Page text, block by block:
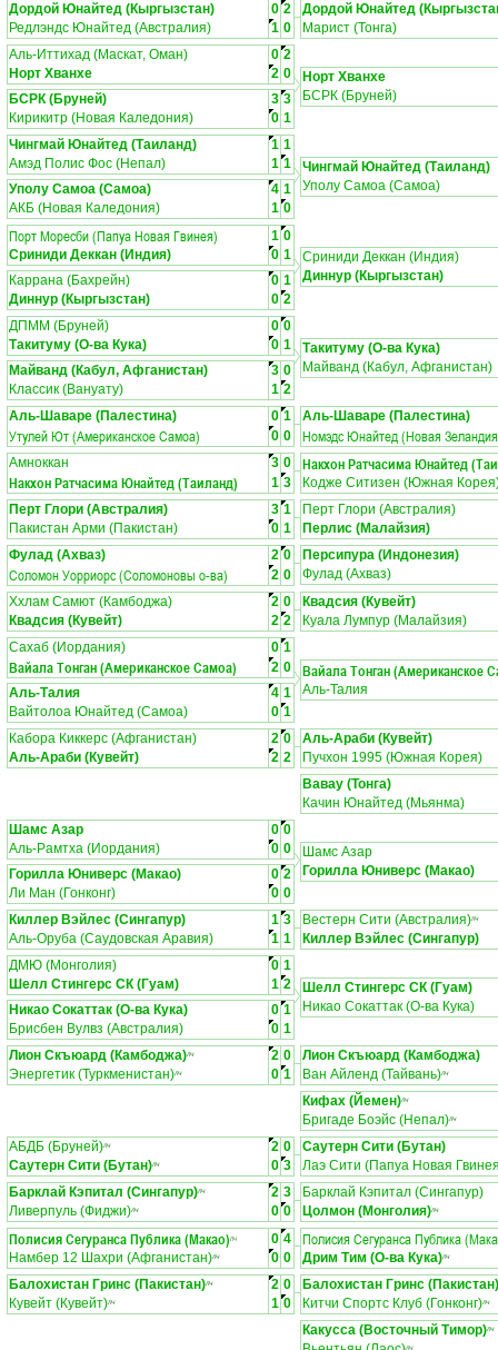
Дордой Юнайтед (Кыргызстан)
0 2
Редлэндс Юнайтед (Австралия)
1 0
Дордой Юнайтед
Марист (Тонга)
Аль-Иттихад (Маскат, Оман)
0 2
Норт Хванхе
2 0
БСРК (Бруней)
3 3
Кирикитр (Новая Каледония)
0 1
Норт Хванхе
БСРК (Бруней)
Чингмай Юнайтед (Таиланд) 1 1
Амэд Полис Фос (Непал)
1 1
Уполу Самоа (Самоа)
4 1
АКБ (Новая Каледония)
1 0
Чингмай Юнайтед (Таиланд)
Уполу Самоа (Самоа)
Порт Моресби (Папуа Новая Гвинея) 1 0
Сриниди Деккан (Индия)
0 1
Каррана (Бахрейн)
0 1
Диннур (Кыргызстан)
0 2
Сриниди Деккан (Индия)
Диннур (Кыргызстан)
ДПММ (Бруней) 0 0
Такитуму (О-ва Кука)
0 1
Майванд (Кабул, Афганистан)
3 0
Классик (Вануату)
1 2
Такитуму (О-ва Кука)
Майванд (Кабул, Афганистан)
Аль-Шаваре (Палестина) 0 1
Утулей Ют (Американское Самоа) 0 0
Аль-Шаваре (Палестина)
Номэдс Юнайтед (Новая
Амноккан 3 0
Накхон Ратчасима Юнайтед (Таиланд) 1 3
Накхон Ратчасима Юнайтед
Кодже Ситизен (Южная
Перт Глори (Австралия)
3 1
Пакистан Арми (Пакистан)
0 1
Перт Глори (Австралия)
Перлис (Малайзия)
Фулад (Ахваз)
2 0
Соломон Уорриорс (Соломоновы о-ва) 2 0
Персипура (Индонезия)
Фулад (Ахваз)
Ххлам Самют (Камбоджа)
2 0
Квадсия (Кувейт)
2 2
Квадсия (Кувейт)
Куала Лумпур (Малайзия)
Сахаб (Иордания)
0 1
Вайала Тонган (Американское Самоа) 2 0
Аль-Талия
4 1
Вайтолоа Юнайтед (Самоа)
0 1
Вайала Тонган (Американское
Аль-Талия
Кабора Киккерс (Афганистан) 2 0
Аль-Араби (Кувейт)
2 2
Аль-Араби (Кувейт)
Пучхон 1995 (Южная Корея)
Вавау (Тонга)
Качин Юнайтед (Мьянма)
Шамс Азар
0 0
Аль-Рамтха (Иордания)
0 0
Горилла Юниверс (Макао)
0 2
Ли Ман (Гонконг)
0 0
Шамс Азар
Горилла Юниверс (Макао)
Киллер Вэйлес (Сингапур) 1 3
Аль-Оруба (Саудовская Аравия)
1 1
Вестерн Сити (Австралия)ЛЧ
Киллер Вэйлес (Сингапур)
ДМЮ (Монголия)
0 1
Шелл Стингерс СК (Гуам)
1 2
Никао Сокаттак (О-ва Кука)
0 1
Брисбен Вулвз (Австралия)
0 1
Шелл Стингерс СК (Гуам)
Никао Сокаттак (О-ва Кука)
Лион Скъюард (Камбоджа)ЛЧ 2 0
Энергетик (Туркменистан)ЛЧ 0 1
Лион Скъюард (Камбоджа)
Ван Айленд (Тайвань)ЛЧ
Кифах (Йемен)ЛЧ
Бригаде Боэйс (Непал)ЛЧ
АБДБ (Бруней)ЛЧ 2 0
Саутерн Сити (Бутан)ЛЧ 0 3
Саутерн Сити (Бутан)
Лаэ Сити (Папуа Новая
Барклай Кэпитал (Сингапур)ЛЧ 2 3
Ливерпуль (Фиджи)ЛЧ 0 0
Барклай Кэпитал (Сингапур)
Цолмон (Монголия)ЛЧ
Полисия Сегуранса Публика (Макао)ЛЧ 0 4
Намбер 12 Шахри (Афганистан)ЛЧ 0 0
Полисия Сегуранса Публика
Дрим Тим (О-ва Кука)ЛЧ
Балохистан Гринс (Пакистан)ЛЧ 2 0
Кувейт (Кувейт)ЛЧ 1 0
Балохистан Гринс (Пакистан)
Китчи Спортс Клуб (Гонконг)ЛЧ
Какусса (Восточный Тимор)ЛЧ
ЛЧ